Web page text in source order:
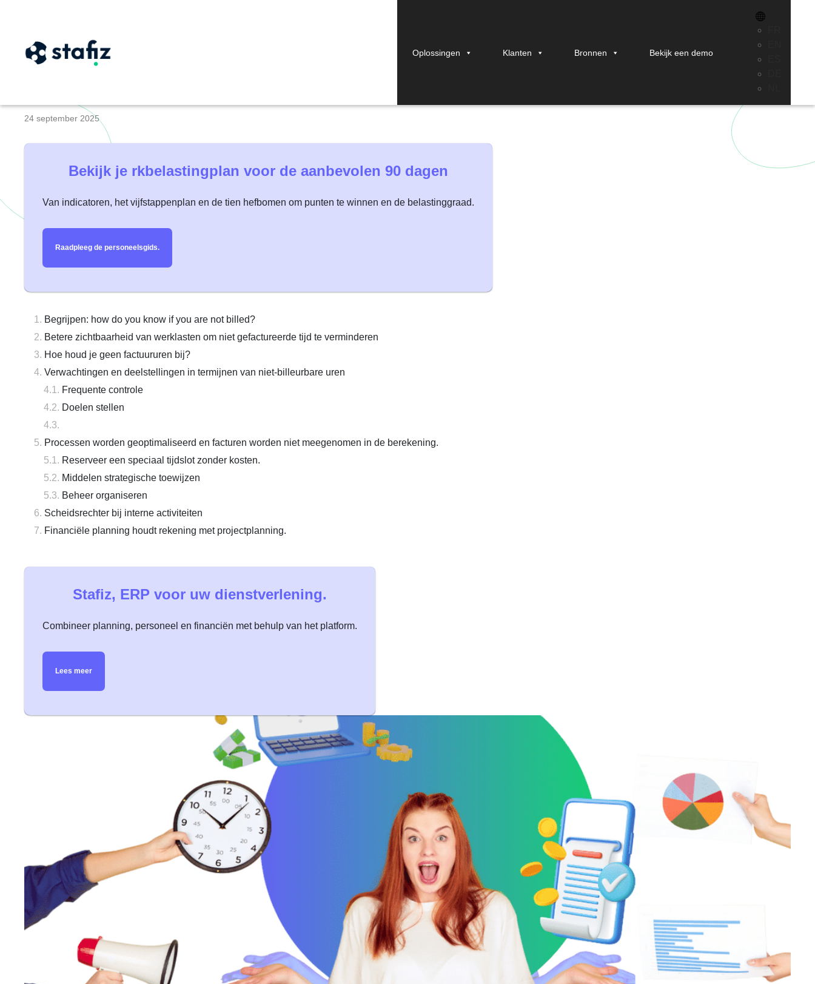
Oplossingen Klanten Bronnen Bekijk een demo
24 september 2025
Bekijk je rkbelastingplan voor de aanbevolen 90 dagen
Van indicatoren, het vijfstappenplan en de tien hefbomen om punten te winnen en de belastinggraad.
Raadpleeg de personeelsgids.
Begrijpen: how do you know if you are not billed?
Betere zichtbaarheid van werklasten om niet gefactureerde tijd te verminderen
Hoe houd je geen factuururen bij?
Verwachtingen en deelstellingen in termijnen van niet-billeurbare uren
Frequente controle
Doelen stellen
Processen worden geoptimaliseerd en facturen worden niet meegenomen in de berekening.
Reserveer een speciaal tijdslot zonder kosten.
Middelen strategische toewijzen
Beheer organiseren
Scheidsrechter bij interne activiteiten
Financiële planning houdt rekening met projectplanning.
Stafiz, ERP voor uw dienstverlening.
Combineer planning, personeel en financiën met behulp van het platform.
Lees meer